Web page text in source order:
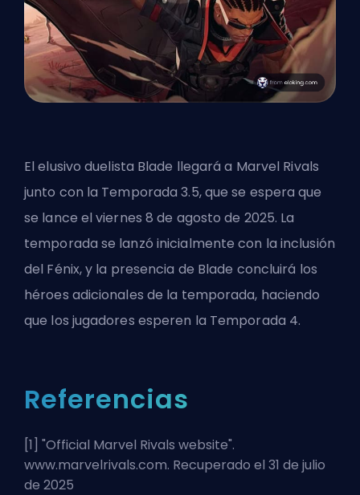
El elusivoduelista Blade llegará a Marvel Rivals
junto con la Temporada 3.5, que se espera que
se lance el viernes 8 de agosto de 2025. La
temporada se lanzó inicialmente con la inclusión
del Fénix, y la presencia de Blade concluirá los
héroes adicionales de la temporada, haciendo
que los jugadores esperen la Temporada 4.
Referencias
[1] "Official Marvel Rivals website".
www.marvelrivals.com. Recuperado el 31 de julio
de 2025